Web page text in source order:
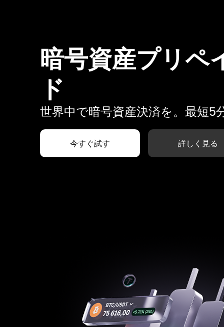
暗号資産プリペ
ド
世界中で暗号資産決済を。最短5
今すぐ試す 詳しく見る